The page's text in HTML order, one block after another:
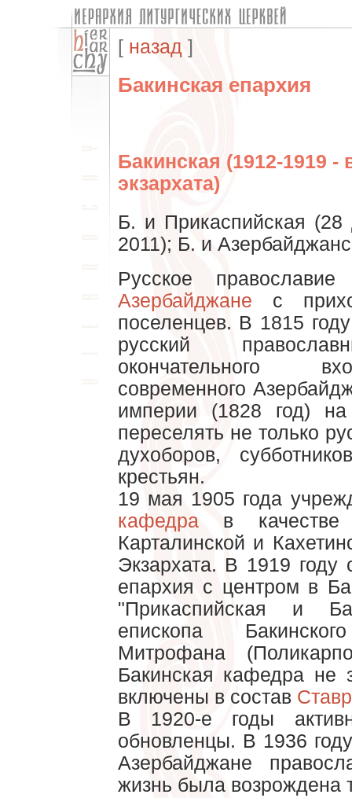
[ назад ]
Бакинская епархия
Бакинская (1912-1919 -
экзархата)
Б. и Прикаспийская
2011); Б. и
Русское
Азербайджане с
поселенцев. В 1815
русский
окончательного
современного
империи (1828 год)
переселять не только
духоборов,
крестьян.
19 мая 1905 года
кафедрав качестве
Карталинской и
Экзархата. В 1919 году
епархия с центром в
"Прикаспийская и
епископа
Митрофана
Бакинская кафедра не
включены в состав
В 1920-е годы
обновленцы. В 1936
Азербайджане
жизнь была возрождена